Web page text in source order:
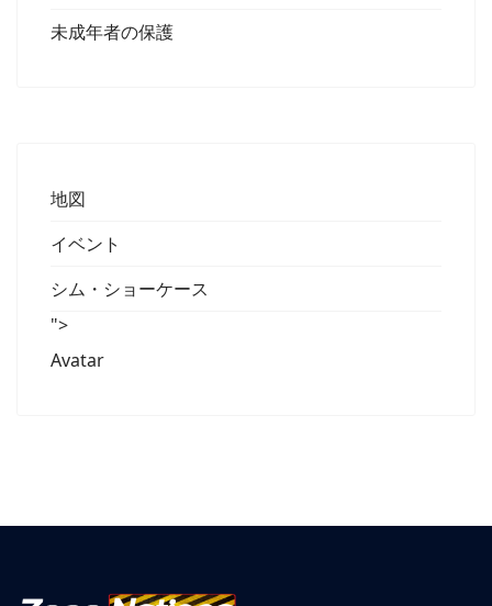
未成年者の保護
地図
イベント
シム・ショーケース
">
Avatar